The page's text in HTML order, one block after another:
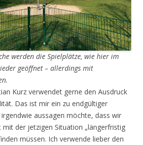
werden die Spielplätze, wie hier im
geöffnet – allerdings mit
Kurz verwendet gerne den Ausdruck
Das ist mir ein zu endgültiger
aussagen möchte, dass wir
mit der jetzigen Situation „längerfristig
müssen. Ich verwende lieber den